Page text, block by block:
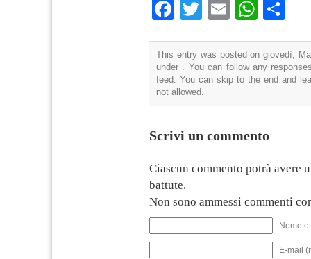
Facebook
TwitterEmail
This entry was posted on giovedì,
under . You can follow any
feed. You can skip to the end and
not allowed.
Scrivi un commento
Ciascun commento potrà avere
battute.
Non sono ammessi commenti
Nome
E-mail